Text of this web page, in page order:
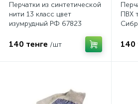
Перчатки из синтетической
нити 13 класс цвет
изумрудный РФ 67823
140 тенге /шт
ПВХ
140